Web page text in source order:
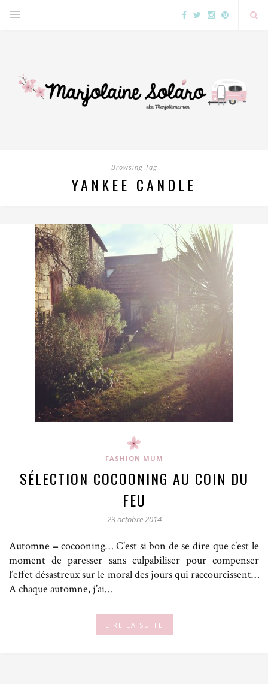
Browsing Tag
YANKEE CANDLE
FASHION MUM
SÉLECTION COCOONING AU COIN DU
FEU
23 octobre 2014
Automne = cocooning… C’est si bon de se dire que c’est le
moment de paresser sans culpabiliser pour compenser
l’effet désastreux sur le moral des jours qui raccourcissent…
A chaque automne, j’ai…
LIRE LA SUITE